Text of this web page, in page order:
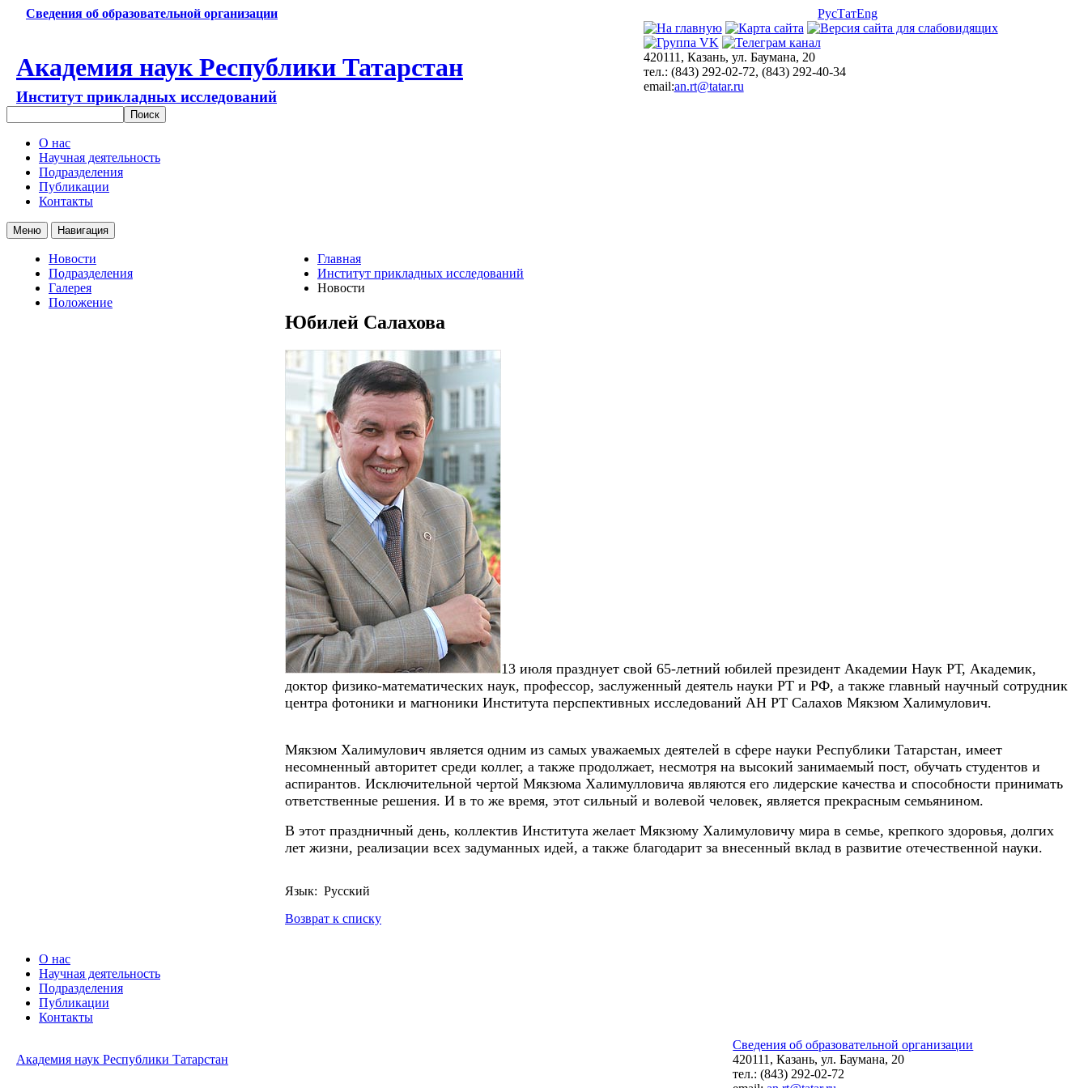
Сведения об образовательной организации РусТатEng
Академия наук Республики Татарстан
Институт прикладных исследований
420111, Казань, ул. Баумана, 20
тел.: (843) 292-02-72, (843) 292-40-34
email:an.rt@tatar.ru
О нас
Научная деятельность
Подразделения
Публикации
Контакты
Меню Навигация
Новости
Подразделения
Галерея
Положение
Главная
Институт прикладных исследований
Новости
Юбилей Салахова
13 июля празднует свой 65-летний юбилей президент Академии Наук РТ, Академик,
доктор физико-математических наук, профессор, заслуженный деятель науки РТ и РФ, а также главный научный сотрудник
центра фотоники и магноники Института перспективных исследований АН РТ Салахов Мякзюм Халимулович.
Мякзюм Халимулович является одним из самых уважаемых деятелей в сфере науки Республики Татарстан, имеет
несомненный авторитет среди коллег, а также продолжает, несмотря на высокий занимаемый пост, обучать студентов и
аспирантов. Исключительной чертой Мякзюма Халимулловича являются его лидерские качества и способности принимать
ответственные решения. И в то же время, этот сильный и волевой человек, является прекрасным семьянином.
В этот праздничный день, коллектив Института желает Мякзюму Халимуловичу мира в семье, крепкого здоровья, долгих
лет жизни, реализации всех задуманных идей, а также благодарит за внесенный вклад в развитие отечественной науки.
Язык: Русский
Возврат к списку
О нас
Научная деятельность
Подразделения
Публикации
Контакты
Академия наук Республики Татарстан
Сведения об образовательной организации
420111, Казань, ул. Баумана, 20
тел.: (843) 292-02-72